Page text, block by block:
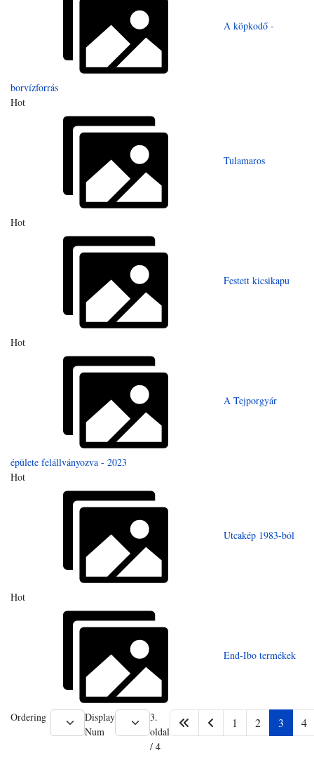
A köpkodő -
borvízforrás
Hot
Tulamaros
Hot
Festett kicsikapu
Hot
A Tejporgyár
épülete felállványozva - 2023
Hot
Utcakép 1983-ból
Hot
End-Ibo termékek
Ordering
Display
Num
3.
oldal
/ 4
1 2 3 4